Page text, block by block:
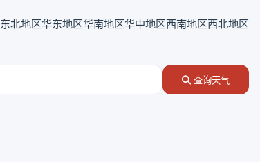
东北地区华东地区华南地区华中地区西南地区西北地区
查询天气